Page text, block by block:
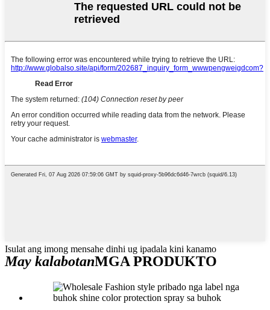
Isulat ang imong mensahe dinhi ug ipadala kini kanamo
May kalabotanMGA PRODUKTO